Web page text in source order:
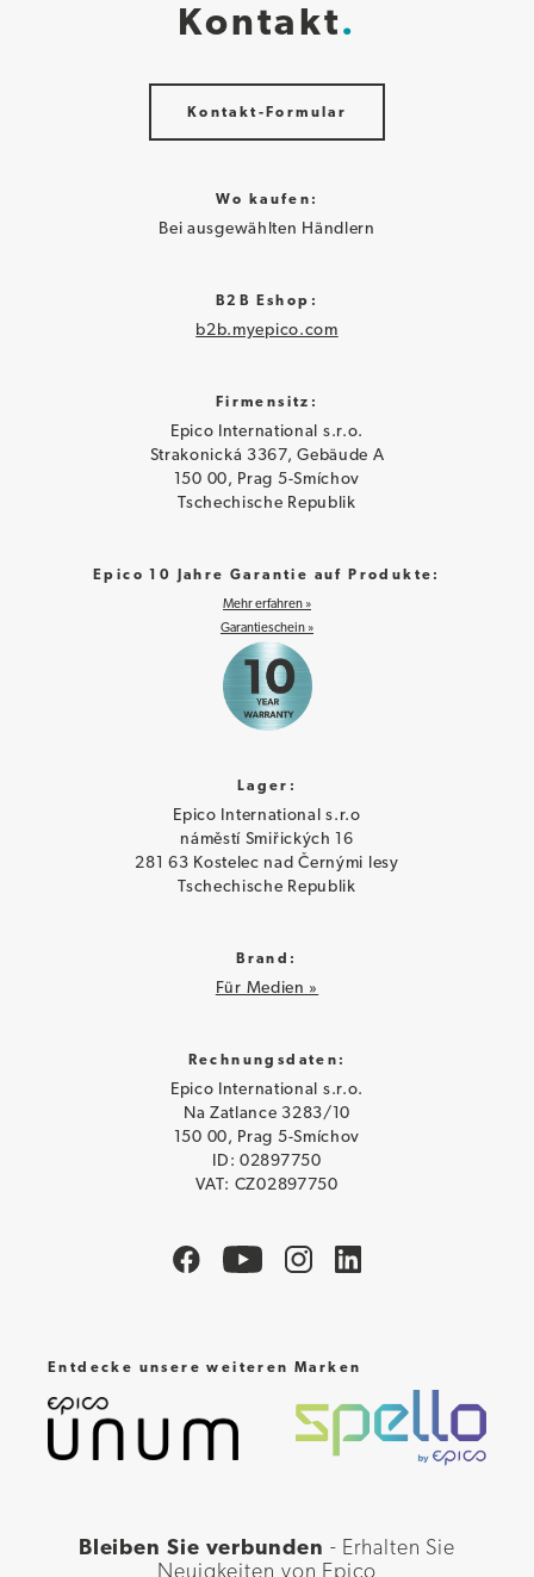
Kontakt
Kontakt-Formular
Wo kaufen:
Bei ausgewählten Händlern
B2B Eshop:
b2b.myepico.com
Firmensitz:
Epico International s.r.o.
Strakonická 3367, Gebäude A
150 00, Prag 5-Smíchov
Tschechische Republik
Epico 10 Jahre Garantie auf Produkte:
Mehr erfahren »
Garantieschein »
Lager:
Epico International s.r.o
náměstí Smiřických 16
281 63 Kostelec nad Černými lesy
Tschechische Republik
Brand:
Für Medien »
Rechnungsdaten:
Epico International s.r.o.
Na Zatlance 3283/10
150 00, Prag 5-Smíchov
ID: 02897750
VAT: CZ02897750
Entdecke unsere weiteren Marken
Bleiben Sie verbunden - Erhalten Sie